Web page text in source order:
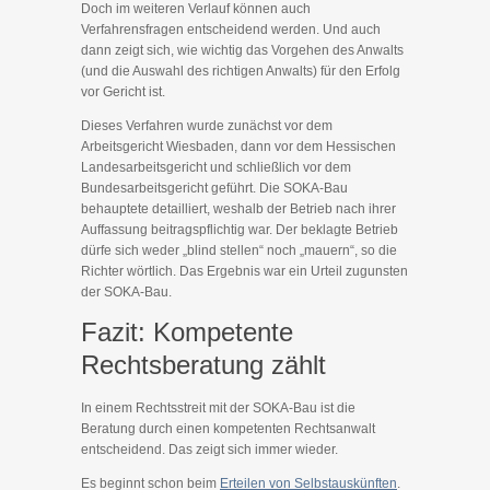
Doch im weiteren Verlauf können auch
Verfahrensfragen entscheidend werden. Und auch
dann zeigt sich, wie wichtig das Vorgehen des Anwalts
(und die Auswahl des richtigen Anwalts) für den Erfolg
vor Gericht ist.
Dieses Verfahren wurde zunächst vor dem
Arbeitsgericht Wiesbaden, dann vor dem Hessischen
Landesarbeitsgericht und schließlich vor dem
Bundesarbeitsgericht geführt. Die SOKA-Bau
behauptete detailliert, weshalb der Betrieb nach ihrer
Auffassung beitragspflichtig war. Der beklagte Betrieb
dürfe sich weder „blind stellen“ noch „mauern“, so die
Richter wörtlich. Das Ergebnis war ein Urteil zugunsten
der SOKA-Bau.
Fazit: Kompetente
Rechtsberatung zählt
In einem Rechtsstreit mit der SOKA-Bau ist die
Beratung durch einen kompetenten Rechtsanwalt
entscheidend. Das zeigt sich immer wieder.
Es beginnt schon beim Erteilen von Selbstauskünften.